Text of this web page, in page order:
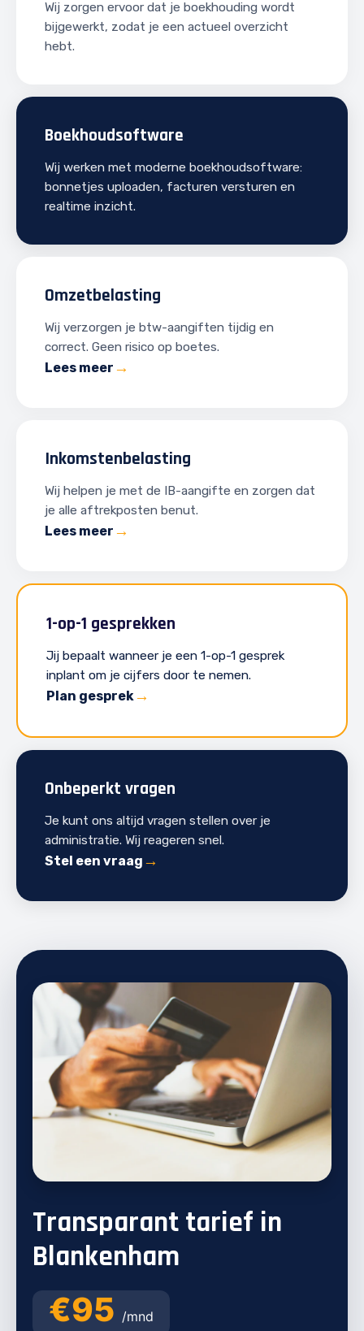
Wij zorgen ervoor dat je boekhouding wordt
bijgewerkt, zodat je een actueel overzicht
hebt.
Boekhoudsoftware
Wij werken met moderne boekhoudsoftware:
bonnetjes uploaden, facturen versturen en
realtime inzicht.
Omzetbelasting
Wij verzorgen je btw-aangiften tijdig en
correct. Geen risico op boetes.
Lees meer
Inkomstenbelasting
Wij helpen je met de IB-aangifte en zorgen dat
je alle aftrekposten benut.
Lees meer
1-op-1 gesprekken
Jij bepaalt wanneer je een 1-op-1 gesprek
inplant om je cijfers door te nemen.
Plan gesprek
Onbeperkt vragen
Je kunt ons altijd vragen stellen over je
administratie. Wij reageren snel.
Stel een vraag
Transparant tarief in
Blankenham
€95 /mnd